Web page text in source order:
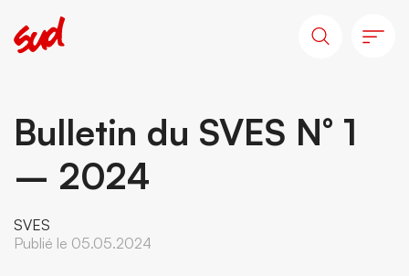
Bulletin du SVES N° 1
– 2024
SVES
Publié le 05.05.2024